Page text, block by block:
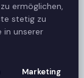
ermöglichen,
stetig zu
in unserer
Marketing